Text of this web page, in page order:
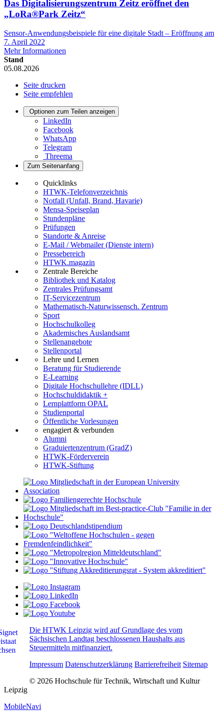
Das Digitalisierungszentrum Zeitz eröffnet den
„LoRa®Park Zeitz“
Sensor-Anwendungsbeispiele für eine digitale Stadt – Eröffnung am
7. April 2022
Mehr Informationen
Stand
05.08.2026
Seite drucken
Seite empfehlen
Optionen zum Teilen anzeigen
LinkedIn
Facebook
WhatsApp
Telegram
Threema
Zum Seitenanfang
Quicklinks
HTWK-Telefonverzeichnis
Notfall (Unfall, Brand, Havarie)
Mensa-Speiseplan
Stundenpläne
Prüfungen
Standorte & Anreise
E-Mail / Webmailer (Dienste intern)
Pressebereich
HTWK.magazin
Zentrale Bereiche
Bibliothek und Katalog
Zentrales Prüfungsamt
IT-Servicezentrum
Mathematisch-Naturwissensch. Zentrum
Sport
Hochschulkolleg
Akademisches Auslandsamt
Stellenangebote
Stellenportal
Lehre und Lernen
Beratung für Studierende
E-Learning
Digitale Hochschullehre (IDLL)
Hochschuldidaktik +
Lernplattform OPAL
Studienportal
Öffentliche Vorlesungen
engagiert & verbunden
Alumni
Graduiertenzentrum (GradZ)
HTWK-Förderverein
HTWK-Stiftung
Die HTWK Leipzig wird auf Grundlage des vom
Sächsischen Landtag beschlossenen Haushalts aus
Steuermitteln mitfinanziert.
Impressum Datenschutzerklärung Barrierefreiheit Sitemap
© 2026 Hochschule für Technik, Wirtschaft und Kultur
Leipzig
MobileNavi